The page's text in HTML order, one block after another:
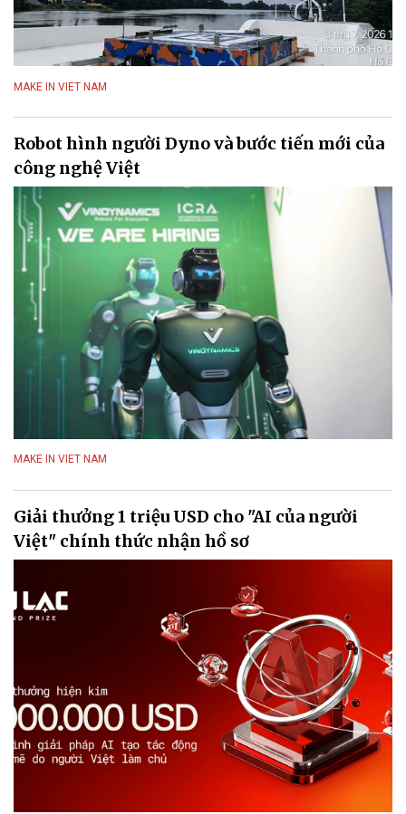
MAKE IN VIET NAM
Robot hình người Dyno và bước tiến mới của
công nghệ Việt
MAKE IN VIET NAM
Giải thưởng 1 triệu USD cho "AI của người
Việt" chính thức nhận hồ sơ